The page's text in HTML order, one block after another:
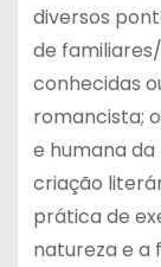
diversos
de
conhecidas
romancista;
e humana da
criação
prática de
natureza e a